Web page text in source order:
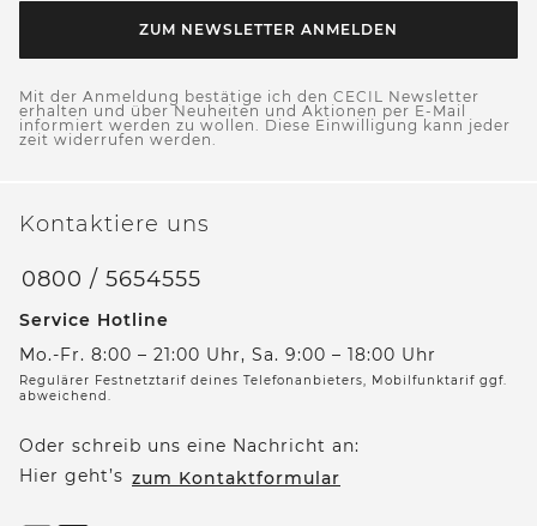
ZUM NEWSLETTER ANMELDEN
Mit der Anmeldung bestätige ich den CECIL Newsletter
erhalten und über Neuheiten und Aktionen per E-Mail
informiert werden zu wollen. Diese Einwilligung kann jeder
zeit widerrufen werden.
Kontaktiere uns
0800 / 5654555
Service Hotline
Mo.-Fr. 8:00 – 21:00 Uhr, Sa. 9:00 – 18:00 Uhr
Regulärer Festnetztarif deines Telefonanbieters, Mobilfunktarif ggf.
abweichend.
Oder schreib uns eine Nachricht an:
Hier geht’s zum Kontaktformular